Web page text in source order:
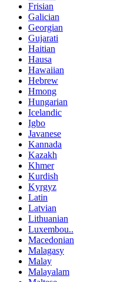
Frisian
Galician
Georgian
Gujarati
Haitian
Hausa
Hawaiian
Hebrew
Hmong
Hungarian
Icelandic
Igbo
Javanese
Kannada
Kazakh
Khmer
Kurdish
Kyrgyz
Latin
Latvian
Lithuanian
Luxembou..
Macedonian
Malagasy
Malay
Malayalam